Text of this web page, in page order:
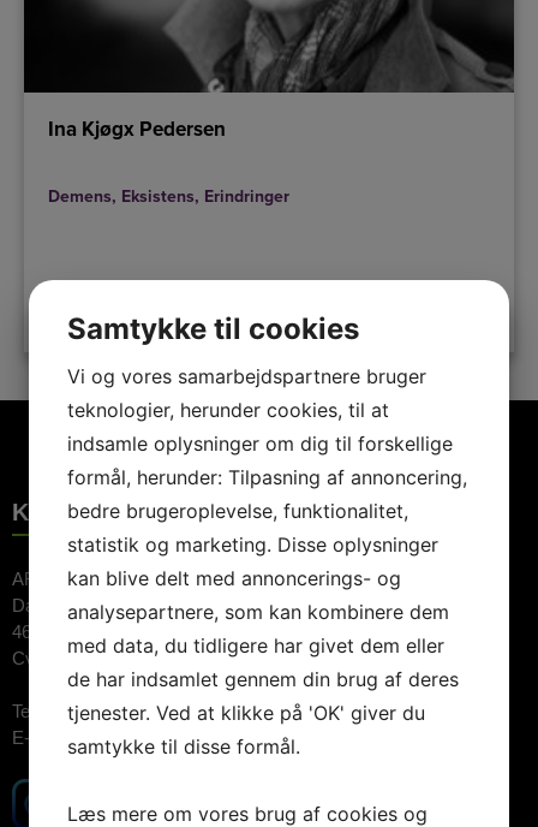
Ina Kjøgx Pedersen
Demens, Eksistens, Erindringer
KONTAKTINFORMATION
ARTE Booking ApS
Dalvej 11
4690 Haslev
Cvr.nr: 26744520
Telefon:3848 1400 (09.00-15.00)
E-mail:booking@artebooking.dk
Samtykke til cookies
Vi og vores samarbejdspartnere bruger
teknologier, herunder cookies, til at
indsamle oplysninger om dig til forskellige
formål, herunder: Tilpasning af annoncering,
bedre brugeroplevelse, funktionalitet,
statistik og marketing. Disse oplysninger
kan blive delt med annoncerings- og
analysepartnere, som kan kombinere dem
med data, du tidligere har givet dem eller
de har indsamlet gennem din brug af deres
tjenester. Ved at klikke på 'OK' giver du
samtykke til disse formål.
Læs mere om vores brug af cookies og